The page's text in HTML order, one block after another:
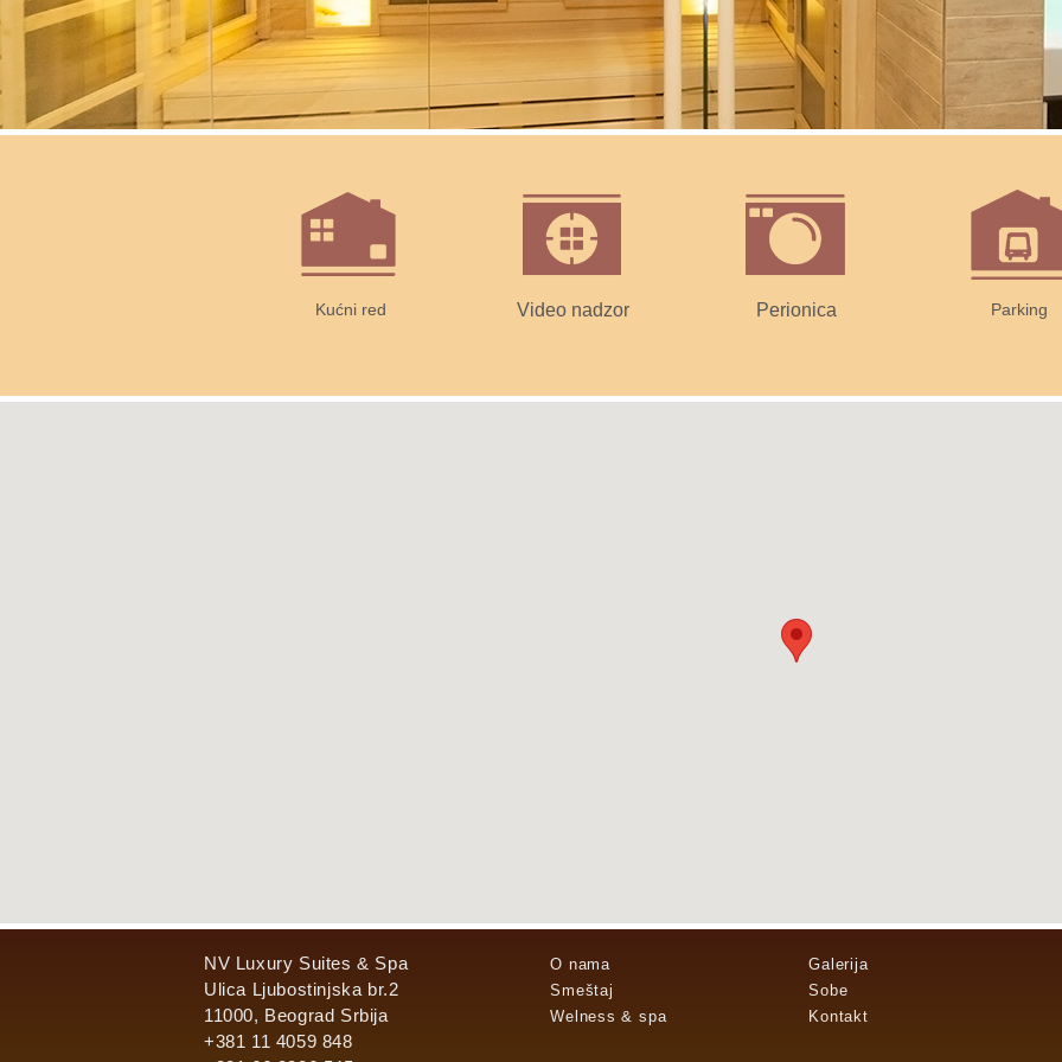
Kućni red Video nadzor Perionica Parking
NV Luxury Suites & Spa
Ulica Ljubostinjska br.2
11000, Beograd Srbija
+381 11 4059 848
O nama
Smeštaj
Welness & spa
Galerija
Sobe
Kontakt